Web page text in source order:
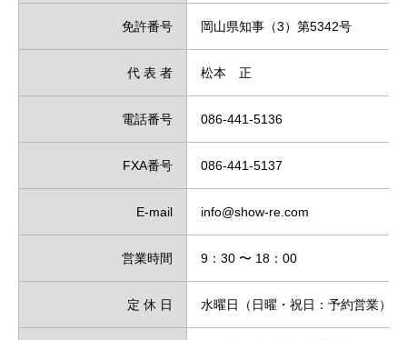
免許番号 岡山県知事（3）第5342号
代 表 者 松本 正
電話番号 086-441-5136
FXA番号 086-441-5137
E-mail info@show-re.com
営業時間 9：30 〜 18：00
定 休 日 水曜日（日曜・祝日：予約営業）